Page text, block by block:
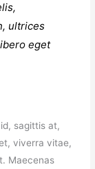
ultrices
eget
sagittis at,
viverra vitae,
Maecenas